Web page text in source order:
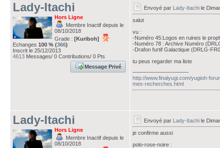
Lady-Itachi
Hors Ligne
Membre Inactif depuis le
08/10/2018
Grade : [Kuriboh]
Echanges 100 % (366)
Inscrit le 25/12/2013
4613 Messages/ 0 Contributions/ 0 Pts
Message Privé
Envoyé par Lady-Itachi le
salut
vu :
-Numéro 45:Logos en ruines le
-Numéro 78 : Archive Numéro
-Drafon furtif Galactique (DRLG-
tu peus regarder ma liste
http://www.finalyugi.com/yugioh-
mes-recherches.html
Lady-Itachi
Hors Ligne
Membre Inactif depuis le
08/10/2018
Envoyé par Lady-Itachi le
je confirme aussi
polo-rose-noire :